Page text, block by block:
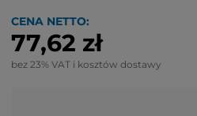
CENA NETTO:
77,62 zł
bez 23% VAT i kosztów dostawy